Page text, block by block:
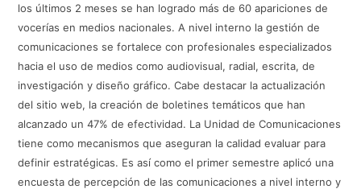
los últimos 2 meses se han logrado más de 60 apariciones de
vocerías en medios nacionales. A nivel interno la gestión de
comunicaciones se fortalece con profesionales especializados
hacia el uso de medios como audiovisual, radial, escrita, de
investigación y diseño gráfico. Cabe destacar la actualización
del sitio web, la creación de boletines temáticos que han
alcanzado un 47% de efectividad. La Unidad de Comunicaciones
tiene como mecanismos que aseguran la calidad evaluar para
definir estratégicas. Es así como el primer semestre aplicó una
encuesta de percepción de las comunicaciones a nivel interno y